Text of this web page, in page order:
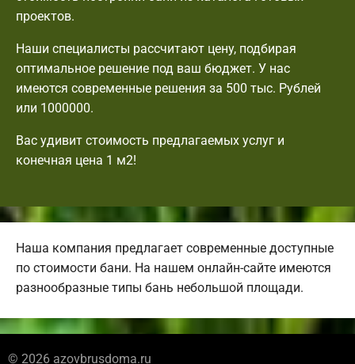
проектов.
Наши специалисты рассчитают цену, подбирая
оптимальное решение под ваш бюджет. У нас
имеются современные решения за 500 тыс. Рублей
или 1000000.
Вас удивит стоимость предлагаемых услуг и
конечная цена 1 м2!
Наша компания предлагает современные доступные
по стоимости бани. На нашем онлайн-сайте имеются
разнообразные типы бань небольшой площади.
© 2026 azovbrusdoma.ru